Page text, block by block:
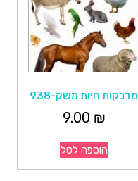
מדבקות חיות משק-938
9.00 ₪
הוספה לסל